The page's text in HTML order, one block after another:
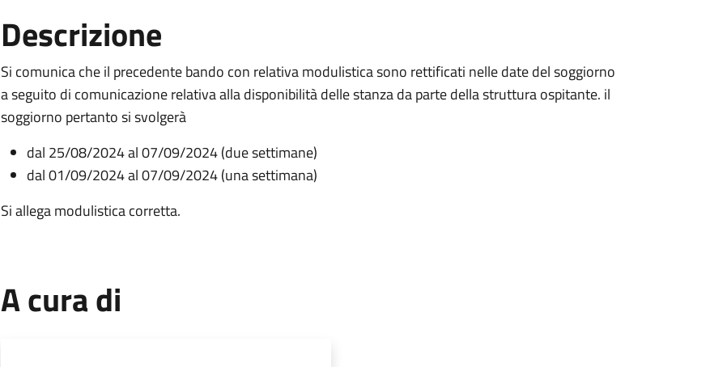
Descrizione
Si comunica che il precedente bando con relativa modulistica sono rettificati nelle date del soggiorno
a seguito di comunicazione relativa alla disponibilità delle stanza da parte della struttura ospitante. il
soggiorno pertanto si svolgerà
dal 25/08/2024 al 07/09/2024 (due settimane)
dal 01/09/2024 al 07/09/2024 (una settimana)
Si allega modulistica corretta.
A cura di